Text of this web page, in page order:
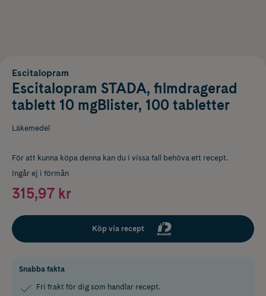
Escitalopram
Escitalopram STADA, filmdragerad
tablett 10 mgBlister, 100 tabletter
Läkemedel
För att kunna köpa denna kan du i vissa fall behöva ett recept.
Ingår ej i förmån
315,97 kr
Köp via recept
Snabba fakta
Fri frakt för dig som handlar recept.